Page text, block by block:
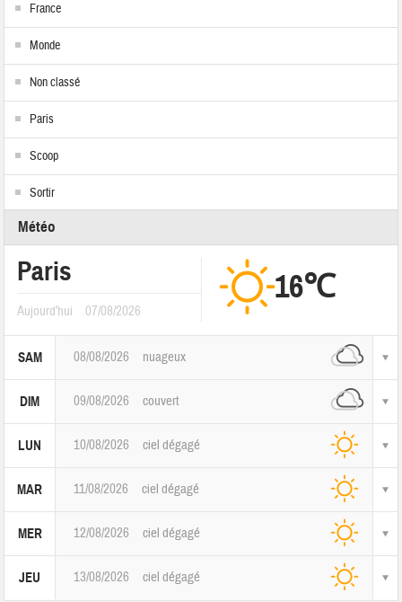
France
Monde
Non classé
Paris
Scoop
Sortir
Météo
Paris
Aujourd'hui 07/08/2026
16℃
SAM 08/08/2026 nuageux
DIM 09/08/2026 couvert
LUN 10/08/2026 ciel dégagé
MAR 11/08/2026 ciel dégagé
MER 12/08/2026 ciel dégagé
JEU 13/08/2026 ciel dégagé